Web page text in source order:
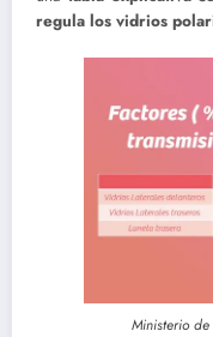
regula los vidrios
Ministerio